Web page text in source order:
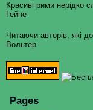
Красиві рими нерідко
Гейне
Читаючи авторів, які
Вольтер
Pages